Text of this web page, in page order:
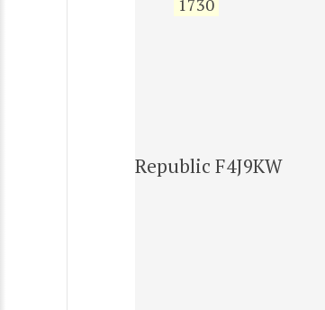
Republic F4J9KW